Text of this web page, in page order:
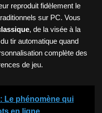
reproduit fidèlement le
sur PC. Vous
, de la visée à la
tir automatique quand
complète des
de jeu.
Le phénomène qui